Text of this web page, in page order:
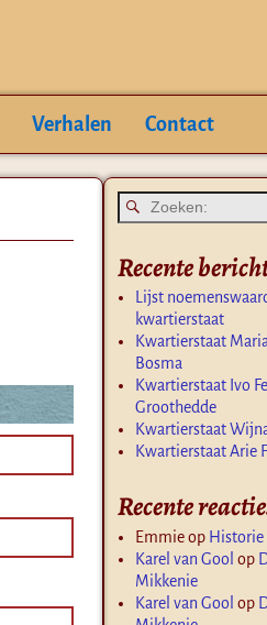
Verhalen Contact
Recente
Lijst
kwartierstaat
Kwartierstaat
Bosma
Kwartierstaat Ivo
Groothedde
Kwartierstaat
Kwartierstaat Arie
Recente
Emmieop Historie
Karel van Gool op
Mikkenie
Karel van Gool op